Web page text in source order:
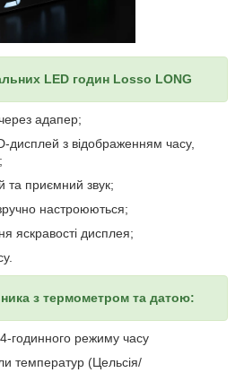
LED годин Lоsso LONG
адапер;
дисплей з відображенням часу,
та приємний звук;
настроюються;
яскравості дисплея;
з термометром та датою:
годинного режиму часу
температур (Цельсія/